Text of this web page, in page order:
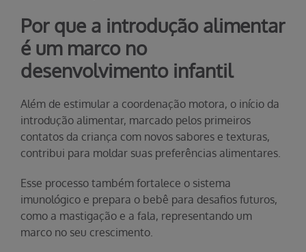
Por que a introdução alimentar
é um marco no
desenvolvimento infantil
Além de estimular a coordenação motora, o início da
introdução alimentar, marcado pelos primeiros
contatos da criança com novos sabores e texturas,
contribui para moldar suas preferências alimentares.
Esse processo também fortalece o sistema
imunológico e prepara o bebê para desafios futuros,
como a mastigação e a fala, representando um
marco no seu crescimento.